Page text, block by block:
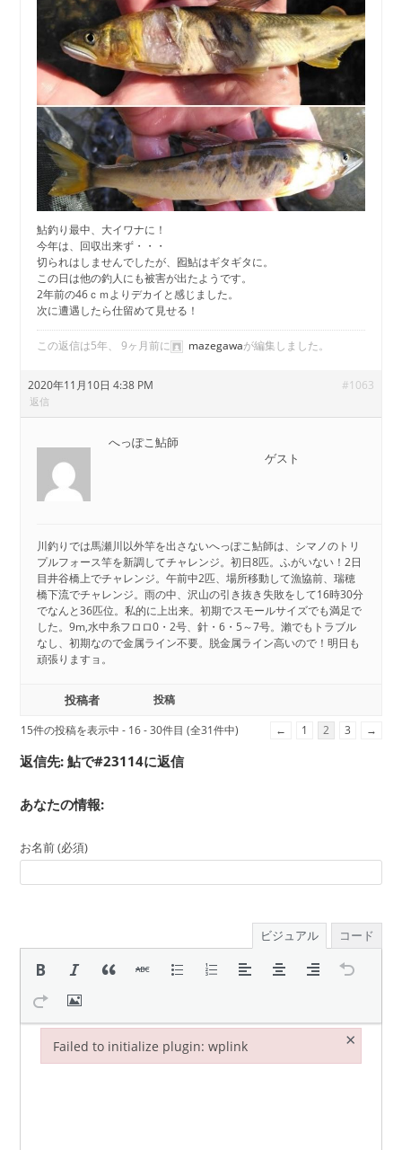
鮎釣り最中、大イワナに！
今年は、回収出来ず・・・
切られはしませんでしたが、囮鮎はギタギタに。
この日は他の釣人にも被害が出たようです。
2年前の46ｃｍよりデカイと感じました。
次に遭遇したら仕留めて見せる！
この返信は5年、 9ヶ月前に mazegawaが編集しました。
2020年11月10日 4:38 PM #1063
返信
へっぽこ鮎師
ゲスト
川釣りでは馬瀬川以外竿を出さないへっぽこ鮎師は、シマノのトリ
プルフォース竿を新調してチャレンジ。初日8匹。ふがいない！2日
目井谷橋上でチャレンジ。午前中2匹、場所移動して漁協前、瑞穂
橋下流でチャレンジ。雨の中、沢山の引き抜き失敗をして16時30分
でなんと36匹位。私的に上出来。初期でスモールサイズでも満足で
した。9m,水中糸フロロ0・2号、針・6・5～7号。瀨でもトラブル
なし、初期なので金属ライン不要。脱金属ライン高いので！明日も
頑張りますョ。
投稿者
投稿
15件の投稿を表示中 - 16 - 30件目 (全31件中)
← 1 2 3 →
返信先: 鮎で#23114に返信
あなたの情報:
お名前 (必須)
ビジュアル コード
Failed to initialize plugin: wplink ×
Failed to initialize plugin: wplink